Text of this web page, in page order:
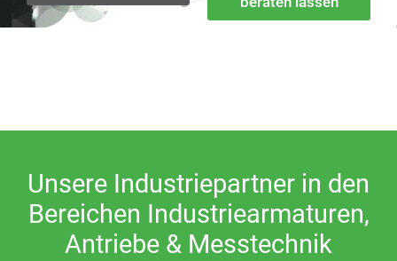
Unsere Industriepartner in den
Bereichen Industriearmaturen,
Antriebe & Messtechnik